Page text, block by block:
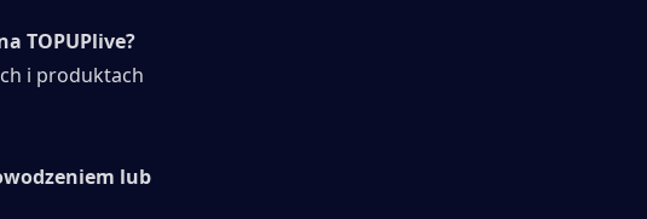
TOPUPlive?
i produktach
lub